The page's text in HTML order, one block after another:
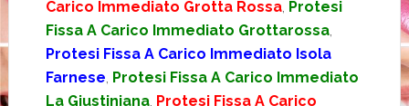
Carico Immediato Grotta Rossa, Protesi
Fissa A Carico Immediato Grottarossa,
Protesi Fissa A Carico Immediato Isola
Farnese Protesi Fissa A Carico Immediato
La Giustiniana, Protesi Fissa A Carico